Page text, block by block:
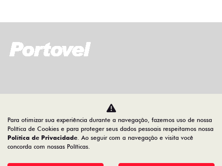
Desacelere. Seu bem maior é a vida.
Para otimizar sua experiência durante a navegação, fazemos uso de nossa
Política de Cookies e para proteger seus dados pessoais respeitamos nossa
Política de Privacidade. Ao seguir com a navegação e visita você
concorda com nossas Políticas.